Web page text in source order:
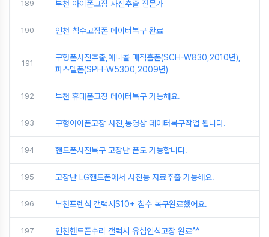
189 부천 아이폰고장 사진추출 전문가
190 인천 침수고장폰 데이터복구 완료
191
구형폰사진추출,애니콜 매직홀폰(SCH-W830,2010년),
파스텔폰(SPH-W5300,2009년)
192 부천 휴대폰고장 데이터복구 가능해요.
193 구형아이폰고장 사진,동영상 데이터복구작업 됩니다.
194 핸드폰사진복구 고장난 폰도 가능합니다.
195 고장난 LG핸드폰에서 사진등 자료추출 가능해요.
196 부천포렌식 갤럭시S10+ 침수 복구완료했어요.
197 인천핸드폰수리 갤럭시 유심인식고장 완료^^